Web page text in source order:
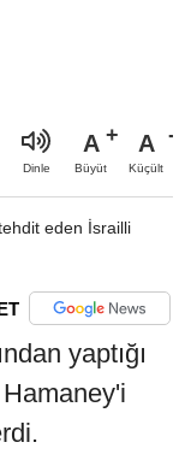
Dinle
A
Büyüt
A
Küçült
yaptığı
Hamaney'i